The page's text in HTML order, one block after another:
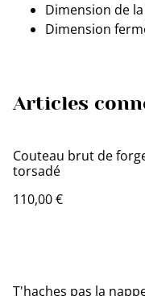
Dimension de
Dimension
Articles
Couteau brut de
torsadé
110,00 €
T'haches pas la